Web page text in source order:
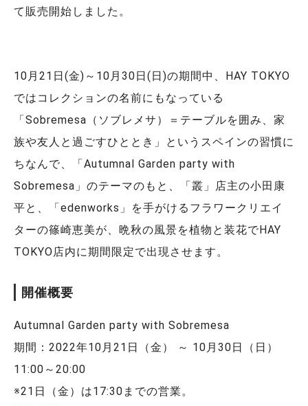
て販売開始しました。
10月21日(金)～10月30日(日)の期間中、HAY TOKYO
ではコレクションの名前にもなっている
「Sobremesa（ソブレメサ）＝テーブルを囲み、家
族や友人と過ごすひととき」というスペインの習慣に
ちなんで、「Autumnal Garden party with
Sobremesa」のテーマのもと、「叢」店主の小田康
平と、「edenworks」を手がけるフラワークリエイ
ターの篠崎恵美が、晩秋の風景を植物と装花でHAY
TOKYO店内に期間限定で出現させます。
開催概要
Autumnal Garden party with Sobremesa
期間：2022年10月21日（金） ～ 10月30日（日）
11:00～20:00
※21日（金）は17:30までの営業。